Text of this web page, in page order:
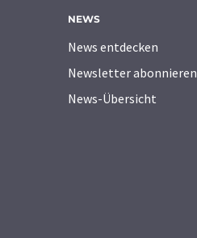
NEWS
News entdecken
Newsletter abonnieren
News-Übersicht